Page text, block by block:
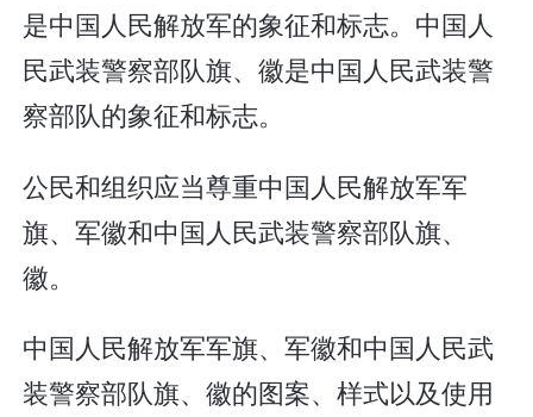
是中国人民解放军的象征和标志。中国人
民武装警察部队旗、徽是中国人民武装警
察部队的象征和标志。
公民和组织应当尊重中国人民解放军军
旗、军徽和中国人民武装警察部队旗、
徽。
中国人民解放军军旗、军徽和中国人民武
装警察部队旗、徽的图案、样式以及使用